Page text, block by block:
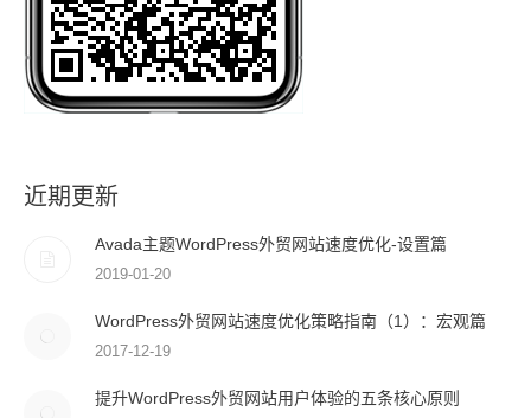
近期更新
Avada主题WordPress外贸网站速度优化-设置篇
2019-01-20
WordPress外贸网站速度优化策略指南（1）：宏观篇
2017-12-19
提升WordPress外贸网站用户体验的五条核心原则